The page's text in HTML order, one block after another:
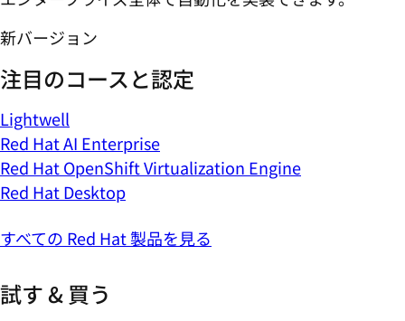
新バージョン
注目のコースと認定
Lightwell
Red Hat AI Enterprise
Red Hat OpenShift Virtualization Engine
Red Hat Desktop
すべての Red Hat 製品を見る
試す & 買う